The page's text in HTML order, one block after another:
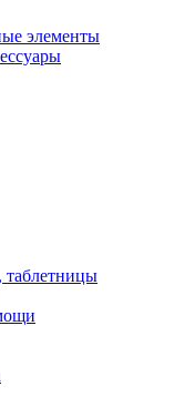
элементы
таблетницы